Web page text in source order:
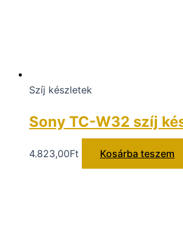
Szíj készletek
Sony TC-W32 szíj
4.823,00Ft Kosárba teszem